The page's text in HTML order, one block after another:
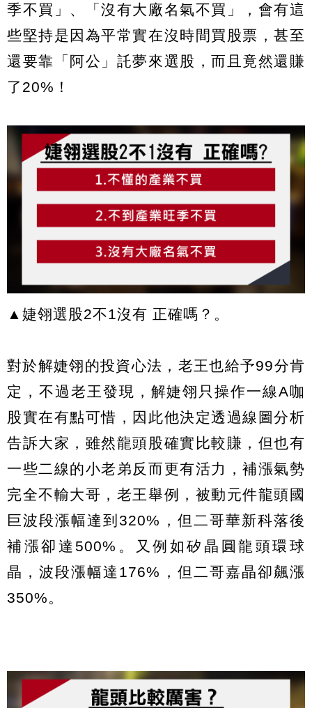
季不買」、「沒有大廠名氣不買」，會有這
些堅持是因為平常實在沒時間買股票，甚至
還要靠「阿公」託夢來選股，而且竟然還賺
了20%！
▲婕翎選股2不1沒有 正確嗎？。
對於解婕翎的投資心法，老王也給予99分肯
定，不過老王發現，解婕翎只操作一線A咖
股實在有點可惜，因此他決定透過線圖分析
告訴大家，雖然龍頭股確實比較賺，但也有
一些二線的小老弟反而更有活力，補漲氣勢
完全不輸大哥，老王舉例，被動元件龍頭國
巨波段漲幅達到320%，但二哥華新科落後
補漲卻達500%。又例如矽晶圓龍頭環球
晶，波段漲幅達176%，但二哥嘉晶卻飆漲
350%。